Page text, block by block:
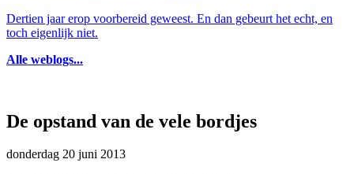
Dertien jaar erop voorbereid geweest. En dan gebeurt het echt, en
toch eigenlijk niet.
Alle weblogs...
De opstand van de vele bordjes
donderdag 20 juni 2013